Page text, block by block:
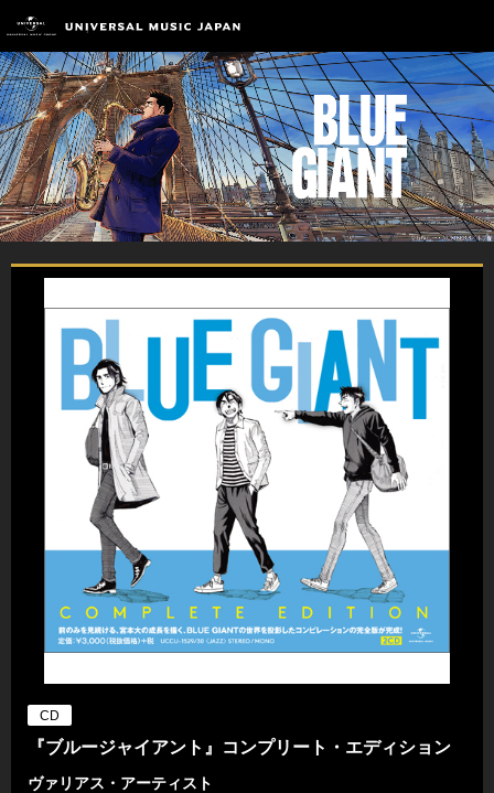
CD
『ブルージャイアント』コンプリート・エディション
ヴァリアス・アーティスト